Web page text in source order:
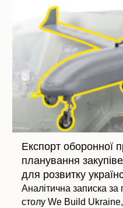
Експорт оборонної
планування
для розвитку
Аналітична записка за
столу We Build